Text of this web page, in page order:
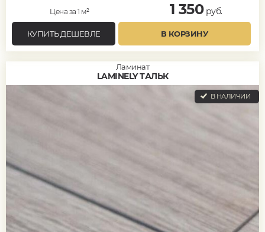
Цена за 1 м² 1 350руб.
КУПИТЬ ДЕШЕВЛЕ В КОРЗИНУ
Ламинат
LAMINELY ТАЛЬК
В НАЛИЧИИ